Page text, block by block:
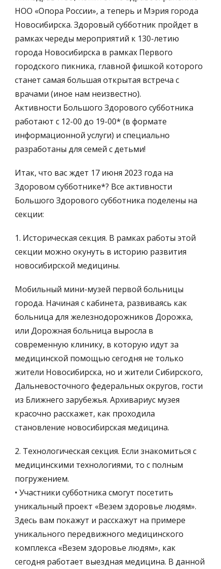
НОО «Опора России», а теперь и Мэрия города
Новосибирска. Здоровый субботник пройдет в
рамках череды мероприятий к 130-летию
города Новосибирска в рамках Первого
городского пикника, главной фишкой которого
станет самая большая открытая встреча с
врачами (иное нам неизвестно).
Активности Большого Здорового субботника
работают с 12-00 до 19-00* (в формате
информационной услуги) и специально
разработаны для семей с детьми!
Итак, что вас ждет 17 июня 2023 года на
Здоровом субботнике*? Все активности
Большого Здорового субботника поделены на
секции:
1. Историческая секция. В рамках работы этой
секции можно окунуть в историю развития
новосибирской медицины.
Мобильный мини-музей первой больницы
города. Начиная с кабинета, развиваясь как
больница для железнодорожников Дорожка,
или Дорожная больница выросла в
современную клинику, в которую идут за
медицинской помощью сегодня не только
жители Новосибирска, но и жители Сибирского,
Дальневосточного федеральных округов, гости
из Ближнего зарубежья. Архивариус музея
красочно расскажет, как проходила
становление новосибирская медицина.
2. Технологическая секция. Если знакомиться с
медицинскими технологиями, то с полным
погружением.
• Участники субботника смогут посетить
уникальный проект «Везем здоровье людям».
Здесь вам покажут и расскажут на примере
уникального передвижного медицинского
комплекса «Везем здоровье людям», как
сегодня работает выездная медицина. В данной